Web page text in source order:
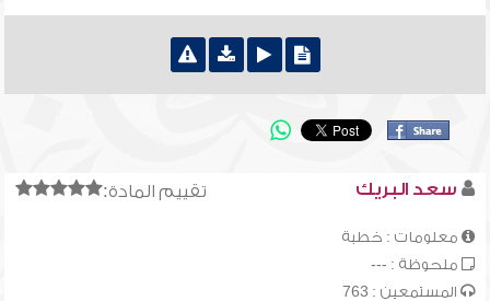
تقييم المادة: سعد البريك
معلومات : خطبة
ملحوظة : ---
المستمعين : 763